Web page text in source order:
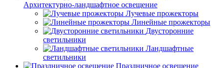
Архитектурно-ландшафтное освещение
Лучевые прожекторы
Линейные прожекторы
Двусторонние
светильники
Ландшафтные
светильники
Праздничное освещение